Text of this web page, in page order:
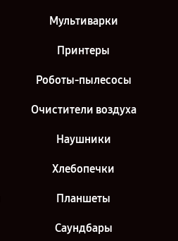
Мультиварки
Принтеры
Роботы-пылесосы
Очистители воздуха
Наушники
Хлебопечки
Планшеты
Саундбары